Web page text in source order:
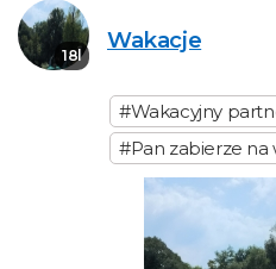
18l
Wakacje
#Wakacyjny
#Pan zabierze na